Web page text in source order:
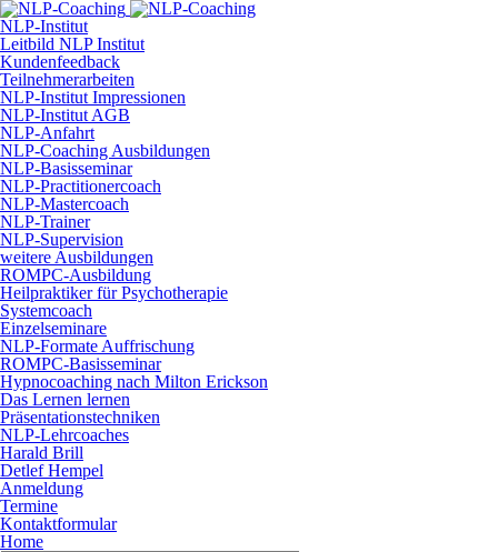
NLP-Institut
Leitbild NLP Institut
Kundenfeedback
Teilnehmerarbeiten
NLP-Institut Impressionen
NLP-Institut AGB
NLP-Anfahrt
NLP-Coaching Ausbildungen
NLP-Basisseminar
NLP-Practitionercoach
NLP-Mastercoach
NLP-Trainer
NLP-Supervision
weitere Ausbildungen
ROMPC-Ausbildung
Heilpraktiker für Psychotherapie
Systemcoach
Einzelseminare
NLP-Formate Auffrischung
ROMPC-Basisseminar
Hypnocoaching nach Milton Erickson
Das Lernen lernen
Präsentationstechniken
NLP-Lehrcoaches
Harald Brill
Detlef Hempel
Anmeldung
Termine
Kontaktformular
Home